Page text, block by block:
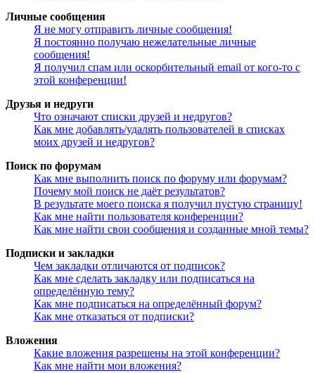
Личные сообщения
Я не могу отправить личные сообщения!
Я постоянно получаю нежелательные личные
сообщения!
Я получил спам или оскорбительный email от кого-то с
этой конференции!
Друзья и недруги
Что означают списки друзей и недругов?
Как мне добавлять/удалять пользователей в списках
моих друзей и недругов?
Поиск по форумам
Как мне выполнить поиск по форуму или форумам?
Почему мой поиск не даёт результатов?
В результате моего поиска я получил пустую страницу!
Как мне найти пользователя конференции?
Как мне найти свои сообщения и созданные мной темы?
Подписки и закладки
Чем закладки отличаются от подписок?
Как мне сделать закладку или подписаться на
определённую тему?
Как мне подписаться на определённый форум?
Как мне отказаться от подписки?
Вложения
Какие вложения разрешены на этой конференции?
Как мне найти мои вложения?